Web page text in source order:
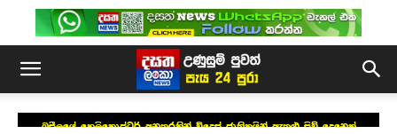
බ්‍රසීලයේ හෙලිකොප්ටර් අනතුරකින් විදෙස් ජාතිකයින් ඇතුළු සිව් දෙනෙක්